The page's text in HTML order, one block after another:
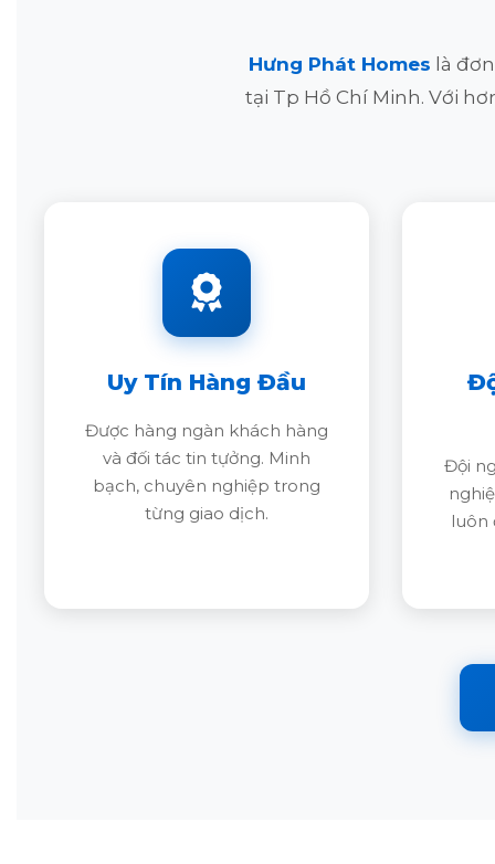
Hưng Phát Homes là
tại Tp Hồ Chí Minh. Với
Uy Tín Hàng Đầu
Được hàng ngàn khách hàng
và đối tác tin tựởng. Minh
bạch, chuyên nghiệp trong
từng giao dịch.
Đội
luôn